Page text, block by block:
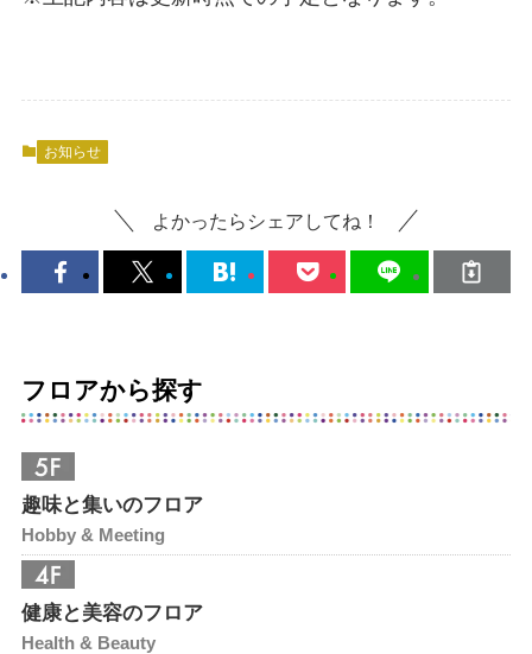
お知らせ
よかったらシェアしてね！
フロアから探す
趣味と集いのフロア
Hobby & Meeting
健康と美容のフロア
Health & Beauty